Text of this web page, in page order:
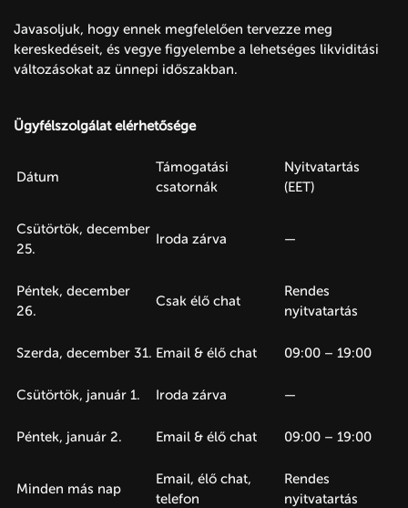
Javasoljuk, hogy ennek megfelelően tervezze meg
kereskedéseit, és vegye figyelembe a lehetséges likviditási
változásokat az ünnepi időszakban.
Ügyfélszolgálat elérhetősége
Dátum
Támogatási
csatornák
Nyitvatartás
(EET)
Csütörtök, december
25.
Iroda zárva —
Péntek, december
26.
Csak élő chat
Rendes
nyitvatartás
Szerda, december 31. Email & élő chat 09:00 – 19:00
Csütörtök, január 1. Iroda zárva —
Péntek, január 2. Email & élő chat 09:00 – 19:00
Minden más nap
Email, élő chat,
telefon
Rendes
nyitvatartás